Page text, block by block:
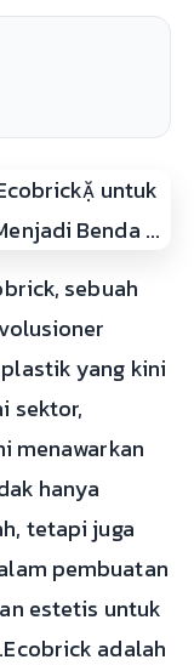
sebuah
yang kini
sektor,
menawarkan
hanya
tetapi juga
pembuatan
estetis untuk
adalah